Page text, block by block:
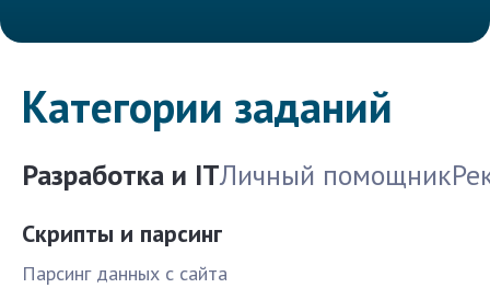
Категории заданий
Разработка и ITЛичный помощник
Скрипты и парсинг
Парсинг данных с сайта